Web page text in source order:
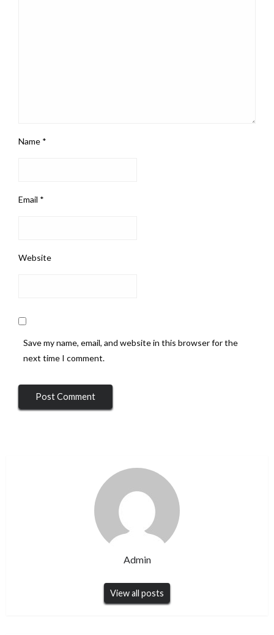
Name *
Email *
Website
Save my name, email, and website in this browser for the
next time I comment.
Admin
View all posts